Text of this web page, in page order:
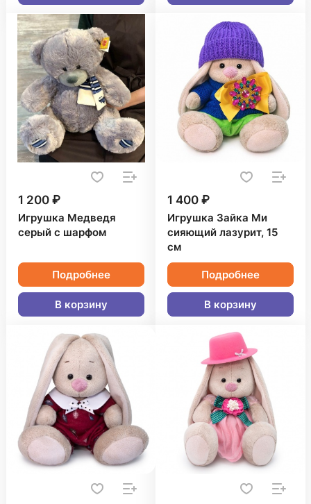
1 200 ₽
Игрушка Медведя
серый с шарфом
Подробнее
В корзину
1 400 ₽
Игрушка Зайка Ми
сияющий лазурит, 15
см
Подробнее
В корзину